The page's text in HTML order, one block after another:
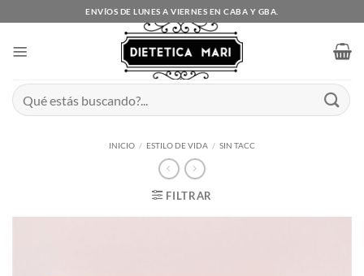
al
ENVÍOS DE LUNES A VIERNES EN CABA Y GBA.
Buscar
por:
INICIO / ESTILO DE VIDA / SIN TACC
FILTRAR